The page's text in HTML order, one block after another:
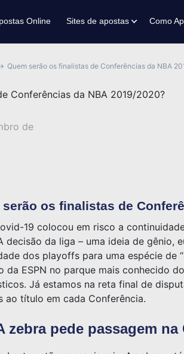
Online Sites de apostas Como
Quem serão os finalistas de Conferências da NBA
de
serão os finalistas de
19 colocou em risco a
decisão da liga – uma ideia de gênio,
dos playoffs para uma espécie de
da ESPN no parque mais conhecido
Já estamos na reta final de
ao título em cada Conferência.
zebra pede passagem